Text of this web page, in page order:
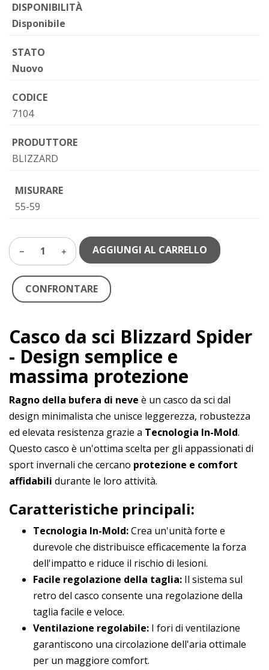
DISPONIBILITÀ
Disponibile
STATO
Nuovo
CODICE
7104
PRODUTTORE
BLIZZARD
MISURARE
55-59
1 AGGIUNGI AL CARRELLO
CONFRONTARE
Casco da sci Blizzard Spider
- Design semplice e
massima protezione
Ragno della bufera di neve è un casco da sci dal
design minimalista che unisce leggerezza, robustezza
ed elevata resistenza grazie a Tecnologia In-Mold.
Questo casco è un'ottima scelta per gli appassionati di
sport invernali che cercano protezione e comfort
affidabili durante le loro attività.
Caratteristiche principali:
Tecnologia In-Mold:Crea un'unità forte e
durevole che distribuisce efficacemente la forza
dell'impatto e riduce il rischio di lesioni.
Facile regolazione della taglia: Il sistema sul
retro del casco consente una regolazione della
taglia facile e veloce.
Ventilazione regolabile: I fori di ventilazione
garantiscono una circolazione dell'aria ottimale
per un maggiore comfort.